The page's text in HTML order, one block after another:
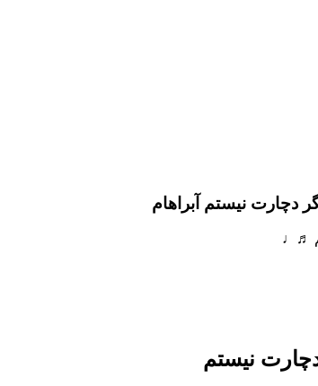
دچارت نیستم آبراهام
♬♩
نیستم